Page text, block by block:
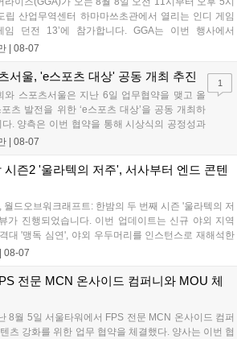
립 산업무역센터 하마마쓰초관에서 열리는 인디 게임
임 던전 13’에 참가합니다. GGA는 이번 행사에서
COLLECTION’ 시리즈의 미공개 작품 12종을 최초
관람객에게는 선착순으로 특별 굿즈를 증정하며, 인
성화와 신규 타이틀 반응 확인을 목표로 합니다....
| 08-07
서울, 'e스포츠 대상' 공동 개최 추진
와 스포츠서울은 지난 6일 업무협약을 맺고 올
츠 발전을 위한 ‘e스포츠 대상’을 공동 개최하
. 양측은 이번 협약을 통해 시상식의 공정성과
MZ세대를 겨냥한 미디어 영향력을 확대해 e
년 만에 재추진되는 이번 시상식이 e스포츠의
리 알리는 권위 있는 행사가 되도록 노력하겠다
| 08-07
1
시즌2 '울라텍의 저주', 서사부터 엔드 콘텐
드오브워크래프트: 한밤의 두 번째 시즌 '울라텍의 저
가 진행되었습니다. 이번 업데이트는 신규 야외 지역
대 '맹독 심연', 야외 우두머리를 인스턴스로 재해석한
다. 개발진은 하우징 시스템 개선 및 신화+ 던전 로테이
| 08-07
전문 MCN 온사이드 컴퍼니와 MOU 체
8월 5일 서울타워에서 FPS 전문 MCN 온사이드 컴퍼
츠 강화를 위한 업무 협약을 체결했다. 양사는 이번 협